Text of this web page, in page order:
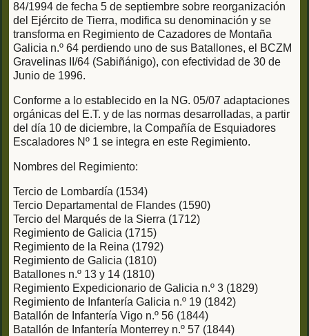
84/1994 de fecha 5 de septiembre sobre reorganización
del Ejército de Tierra, modifica su denominación y se
transforma en Regimiento de Cazadores de Montaña
Galicia n.º 64 perdiendo uno de sus Batallones, el BCZM
Gravelinas II/64 (Sabiñánigo), con efectividad de 30 de
Junio de 1996.
Conforme a lo establecido en la NG. 05/07 adaptaciones
orgánicas del E.T. y de las normas desarrolladas, a partir
del día 10 de diciembre, la Compañía de Esquiadores
Escaladores Nº 1 se integra en este Regimiento.
Nombres del Regimiento:
Tercio de Lombardía (1534)
Tercio Departamental de Flandes (1590)
Tercio del Marqués de la Sierra (1712)
Regimiento de Galicia (1715)
Regimiento de la Reina (1792)
Regimiento de Galicia (1810)
Batallones n.º 13 y 14 (1810)
Regimiento Expedicionario de Galicia n.º 3 (1829)
Regimiento de Infantería Galicia n.º 19 (1842)
Batallón de Infantería Vigo n.º 56 (1844)
Batallón de Infantería Monterrey n.º 57 (1844)